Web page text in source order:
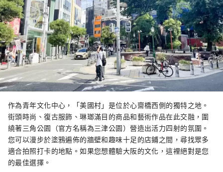
作為青年文化中心，「美國村」是位於心齋橋西側的獨特之地。
街頭時尚、復古服飾、琳瑯滿目的商品和藝術作品在此交融，圍
繞著三角公園（官方名稱為三津公園）營造出活力四射的氛圍。
您可以漫步於塗鴉遍佈的牆壁和趣味十足的店鋪之間，尋找眾多
適合拍照打卡的地點。如果您想體驗大阪的文化，這裡絕對是您
的最佳選擇。